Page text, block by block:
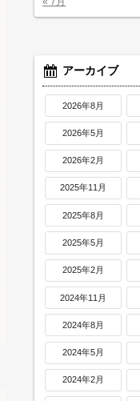
アーカイブ
2026年8月
2026年5月
2026年2月
2025年11月
2025年8月
2025年5月
2025年2月
2024年11月
2024年8月
2024年5月
2024年2月